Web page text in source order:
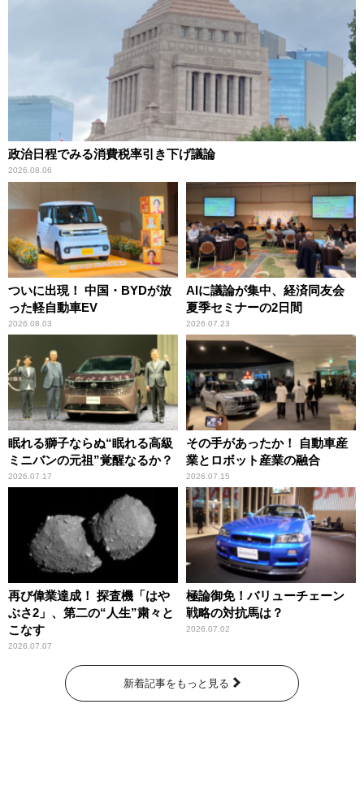
政治日程でみる消費税率引き下げ議論
2026.08.06
ついに出現！ 中国・BYDが放
った軽自動車EV
2026.08.03
AIに議論が集中、経済同友会
夏季セミナーの2日間
2026.07.23
眠れる獅子ならぬ“眠れる高級
ミニバンの元祖”覚醒なるか？
2026.07.17
その手があったか！ 自動車産
業とロボット産業の融合
2026.07.15
再び偉業達成！ 探査機「はや
ぶさ2」、第二の“人生”粛々と
こなす
2026.07.07
極論御免！バリューチェーン
戦略の対抗馬は？
2026.07.02
新着記事をもっと見る